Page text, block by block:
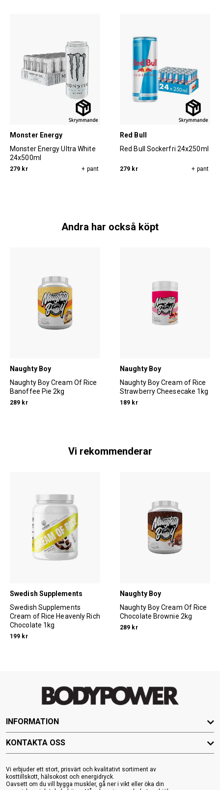
Monster Energy
Monster Energy Ultra White
24x500ml
279 kr + pant
Red Bull
Red Bull Sockerfri 24x250ml
279 kr + pant
Andra har också köpt
Naughty Boy
Naughty Boy Cream Of Rice
Banoffee Pie 2kg
289 kr
Naughty Boy
Naughty Boy Cream of Rice
Strawberry Cheesecake 1kg
189 kr
Vi rekommenderar
Swedish Supplements
Swedish Supplements
Cream of Rice Heavenly Rich
Chocolate 1kg
199 kr
Naughty Boy
Naughty Boy Cream Of Rice
Chocolate Brownie 2kg
289 kr
Vi erbjuder ett stort, prisvärt och kvalitativt sortiment av
kosttillskott, hälsokost och energidryck.
Oavsett om du vill bygga muskler, gå ner i vikt eller öka din
INFORMATION
KONTAKTA OSS